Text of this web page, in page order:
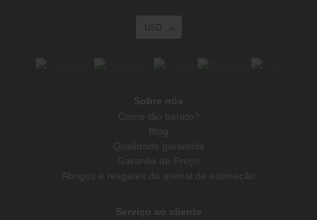
USD
Sobre nós
Como tão barato?
Blog
Qualidade garantida
Garantia de Preço
Abrigos e resgates do animal de estimação
Serviço ao cliente